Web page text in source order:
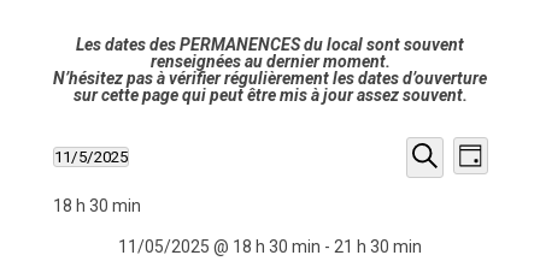
Les dates des PERMANENCES du local sont souvent
renseignées au dernier moment.
N’hésitez pas à vérifier régulièrement les dates d’ouverture
sur cette page qui peut être mis à jour assez souvent.
Recherche
et
navigation
Recherche
de
vues
Jour
11/5/2025
date.
18 h 30 min
11/05/2025 @ 18 h 30 min - 21 h 30 min